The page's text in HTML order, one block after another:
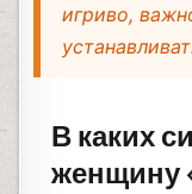
игриво,
В каких
женщину